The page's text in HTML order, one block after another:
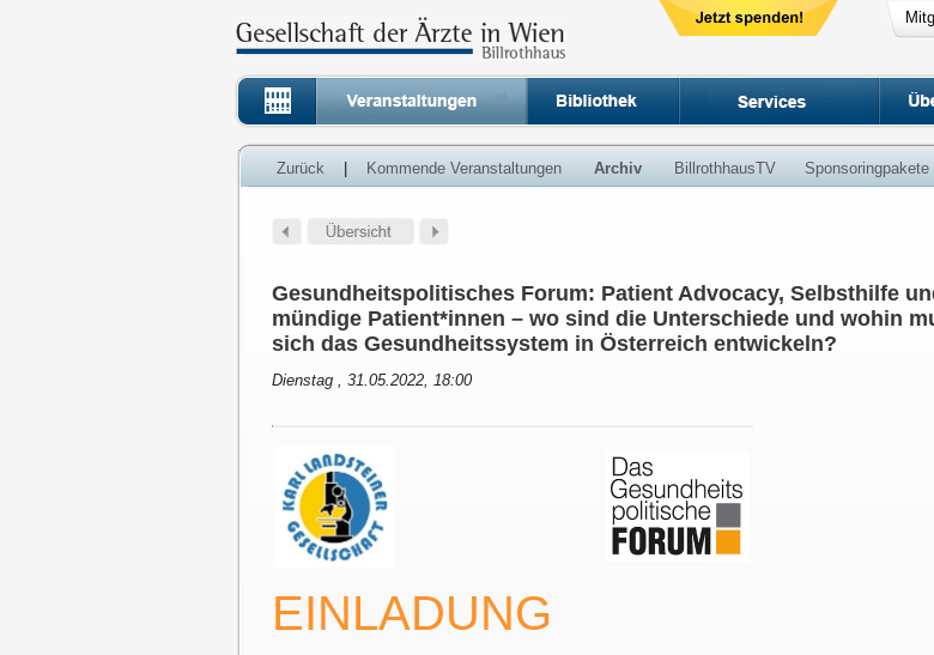
Zurück Kommende Veranstaltungen Archiv BillrothhausTV Sponsoringpakete
Gesundheitspolitisches Forum: Patient Advocacy, Selbsthilfe
mündige Patient*innen – wo sind die Unterschiede und wohin
sich das Gesundheitssystem in Österreich entwickeln?
Dienstag , 31.05.2022, 18:00
EINLADUNG